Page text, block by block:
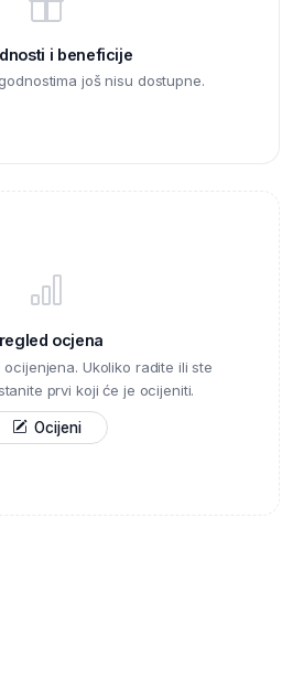
i beneficije
još nisu dostupne.
ocjena
Ukoliko radite ili ste
prvi koji će je ocijeniti.
Ocijeni